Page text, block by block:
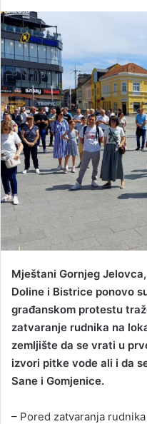
a
n
e
m
a
i
Mještani Gornjeg
Doline i Bistrice ponovo
građanskom protestu
zatvaranje rudnika na
zemljište da se vrati u
izvori pitke vode ali i da
Sane i Gomjenice.
– Pored zatvaranja